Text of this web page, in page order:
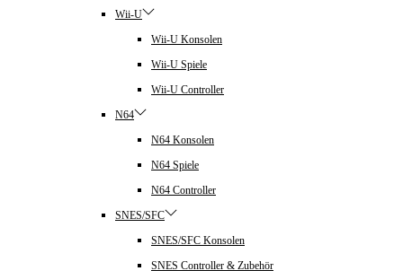
Wii-U
Wii-U Konsolen
Wii-U Spiele
Wii-U Controller
N64
N64 Konsolen
N64 Spiele
N64 Controller
SNES/SFC
SNES/SFC Konsolen
SNES Controller & Zubehör